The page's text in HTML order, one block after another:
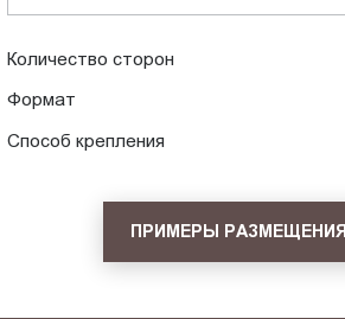
Количество сторон
Формат
Способ крепления
ПРИМЕРЫ РАЗМЕЩЕНИЯ